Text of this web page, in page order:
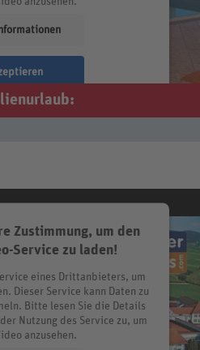
Zustimmung, um den
Service zu laden!
eines Drittanbieters, um
Dieser Service kann Daten zu
Bitte lesen Sie die Details
Nutzung des Service zu, um
anzusehen.